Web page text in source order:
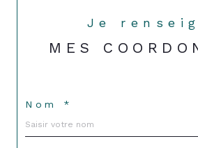
Je
MES
Nom *